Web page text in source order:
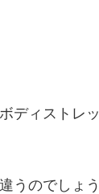
ディストレッ
うのでしょう